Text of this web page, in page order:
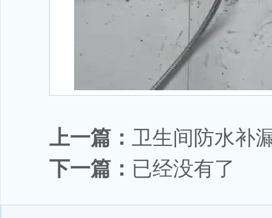
上一篇： 卫生间防水补
下一篇： 已经没有了